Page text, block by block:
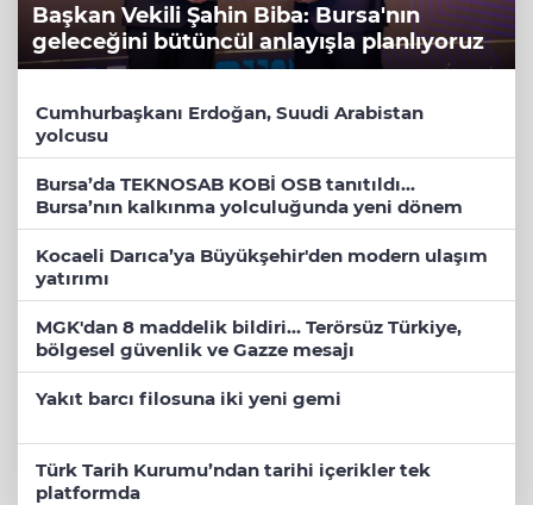
Başkan Vekili Şahin Biba: Bursa'nın
geleceğini bütüncül anlayışla planlıyoruz
Cumhurbaşkanı Erdoğan, Suudi Arabistan
yolcusu
Bursa’da TEKNOSAB KOBİ OSB tanıtıldı...
Bursa’nın kalkınma yolculuğunda yeni dönem
Kocaeli Darıca’ya Büyükşehir'den modern ulaşım
yatırımı
MGK'dan 8 maddelik bildiri... Terörsüz Türkiye,
bölgesel güvenlik ve Gazze mesajı
Yakıt barcı filosuna iki yeni gemi
Türk Tarih Kurumu’ndan tarihi içerikler tek
platformda